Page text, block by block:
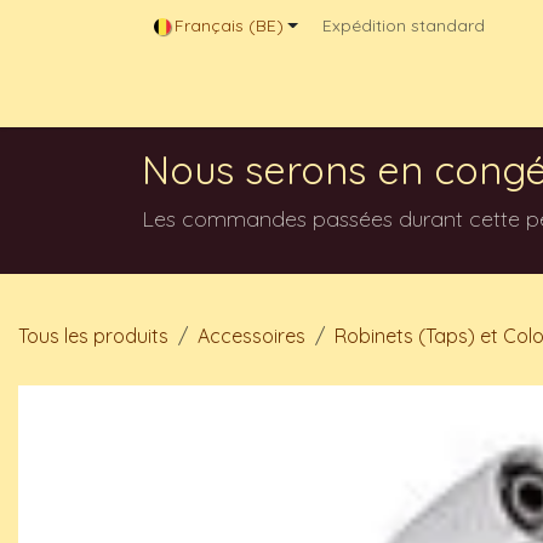
Se rendre au contenuFrançais (BE) Expédition standard
Nous serons en
Les commandes passées durant cette
Tous les produits Accessoires Robinets (Taps) et